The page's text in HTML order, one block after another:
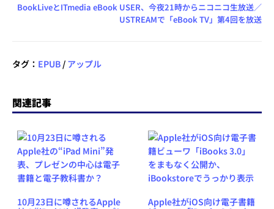
BookLiveとITmedia eBook USER、今夜21時からニコニコ生放送／
USTREAMで「eBook TV」第4回を放送
タグ： EPUB / アップル
関連記事
10月23日に噂されるApple
Apple社がiOS向け電子書籍